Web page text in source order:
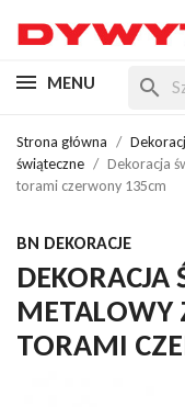
MENU search
Strona główna
świąteczne
Dekoracja
torami czerwony 135cm
BN DEKORACJE
TORAMI